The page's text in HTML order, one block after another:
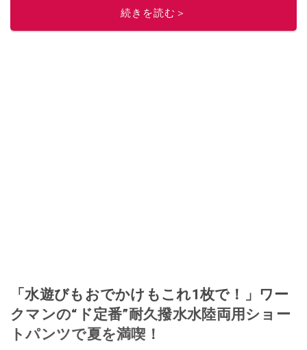
このイチオシストの他の記事を読む
続きを読む＞
「水遊びもおでかけもこれ1枚で！」ワー
クマンの“ド定番”耐久撥水水陸両用ショー
トパンツで夏を満喫！